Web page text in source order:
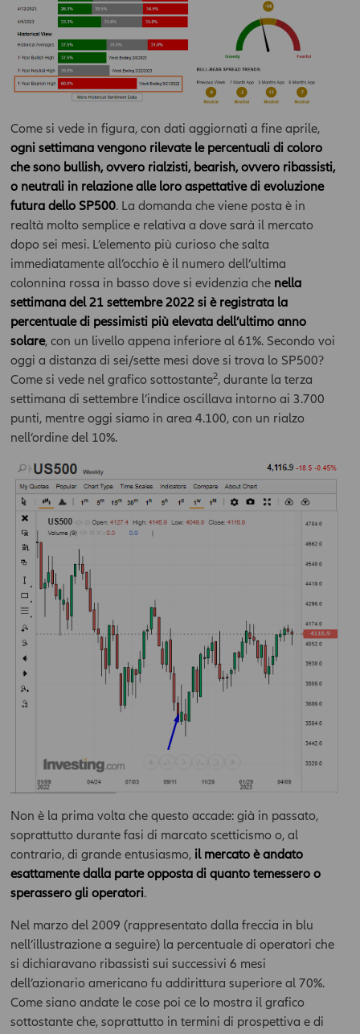
Come si vede in figura, con dati aggiornati a fine aprile,
ogni settimana vengono rilevate le percentuali di coloro
che sono bullish, ovvero rialzisti, bearish, ovvero ribassisti,
o neutrali in relazione alle loro aspettative di evoluzione
futura dello SP500. La domanda che viene posta è in
realtà molto semplice e relativa a dove sarà il mercato
dopo sei mesi. L’elemento più curioso che salta
immediatamente all’occhio è il numero dell’ultima
colonnina rossa in basso dove si evidenzia che nella
settimana del 21 settembre 2022 si è registrata la
percentuale di pessimisti più elevata dell’ultimo anno
solare, con un livello appena inferiore al 61%. Secondo voi
oggi a distanza di sei/sette mesi dove si trova lo SP500?
Come si vede nel grafico sottostante2, durante la terza
settimana di settembre l’indice oscillava intorno ai 3.700
punti, mentre oggi siamo in area 4.100, con un rialzo
nell’ordine del 10%.
Non è la prima volta che questo accade: già in passato,
soprattutto durante fasi di marcato scetticismo o, al
contrario, di grande entusiasmo, il mercato è andato
esattamente dalla parte opposta di quanto temessero o
sperassero gli operatori.
Nel marzo del 2009 (rappresentato dalla freccia in blu
nell’illustrazione a seguire) la percentuale di operatori che
si dichiaravano ribassisti sui successivi 6 mesi
dell’azionario americano fu addirittura superiore al 70%.
Come siano andate le cose poi ce lo mostra il grafico
sottostante che, soprattutto in termini di prospettiva e di